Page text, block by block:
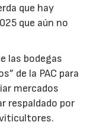
que hay
que aún no
las bodegas
de la PAC para
mercados
respaldado por